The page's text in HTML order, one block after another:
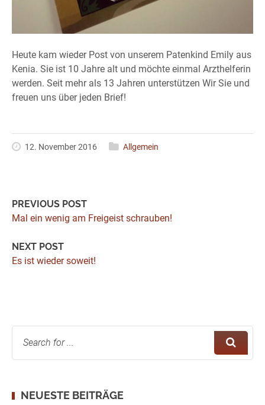
Heute kam wieder Post von unserem Patenkind Emily aus
Kenia. Sie ist 10 Jahre alt und möchte einmal Arzthelferin
werden. Seit mehr als 13 Jahren unterstützen Wir Sie und
freuen uns über jeden Brief!
12. November 2016 Allgemein
PREVIOUS POST
Mal ein wenig am Freigeist schrauben!
NEXT POST
Es ist wieder soweit!
NEUESTE BEITRÄGE